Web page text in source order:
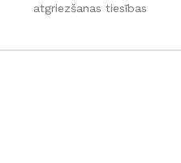
atgriezšanas tiesības